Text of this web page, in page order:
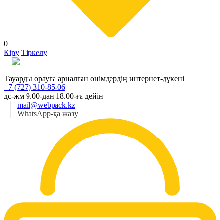
0
Кіру Тіркелу
Тауарды орауға арналған өнімдердің интернет-дүкені
+7 (727) 310-85-06
дс-жм 9.00-дан 18.00-ға дейін
mail@webpack.kz
WhatsApp-қа жазу